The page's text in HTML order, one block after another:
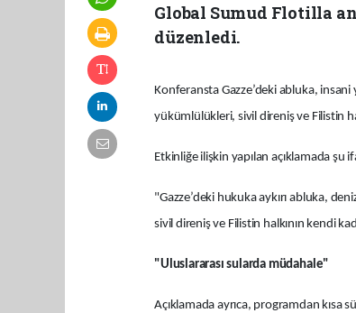
Global Sumud Flotilla
düzenledi.
Konferansta Gazze’deki abluka, insani
yükümlülükleri, sivil direniş ve Filistin
Etkinliğe ilişkin yapılan açıklamada şu
"Gazze’deki hukuka aykırı abluka,
sivil direniş ve Filistin halkının kendi
"Uluslararası sularda müdahale"
Açıklamada ayrıca, programdan kısa